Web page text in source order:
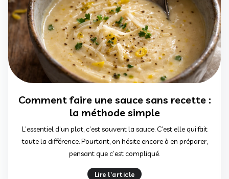
Comment faire une sauce sans recette :
la méthode simple
L’essentiel d’un plat, c’est souvent la sauce. C’est elle qui fait
toute la différence. Pourtant, on hésite encore à en préparer,
pensant que c’est compliqué.
Lire l'article